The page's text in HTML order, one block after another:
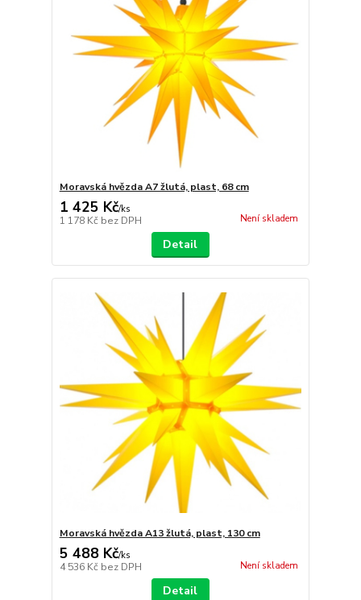
Moravská hvězda A7 žlutá, plast, 68 cm
1 425 Kč/ks
1 178 Kč bez DPH Není skladem
Detail
Moravská hvězda A13 žlutá, plast, 130 cm
5 488 Kč/ks
4 536 Kč bez DPH Není skladem
Detail